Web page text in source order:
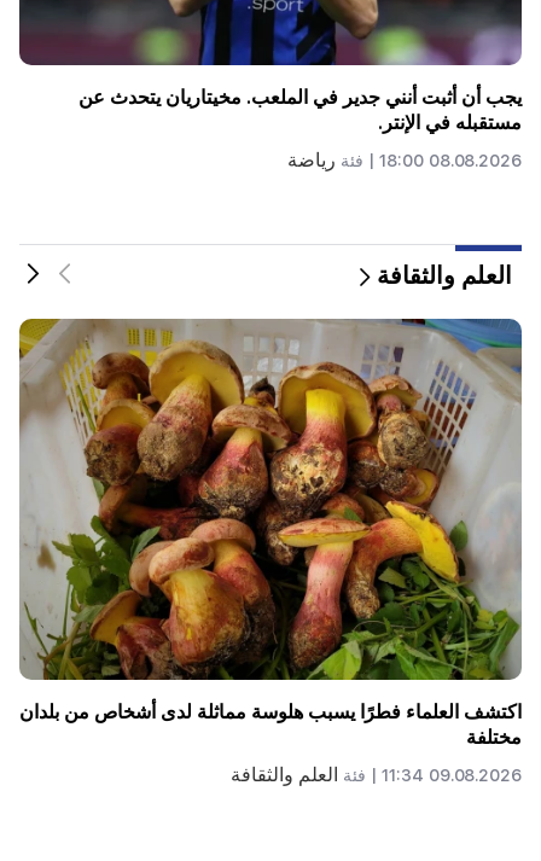
6 سنوات أخرى وإلى الأبد في فينيسيوس "الحقيقي".
08.08.2026 00:23 | فئةرياضة
العلم والثقافة
وليس بدلا من المعلم. تم الكشف عن الدور المثالي للروبوتات في
المدرسة
09.08.2026 11:00 | فئة العلم والثقافة